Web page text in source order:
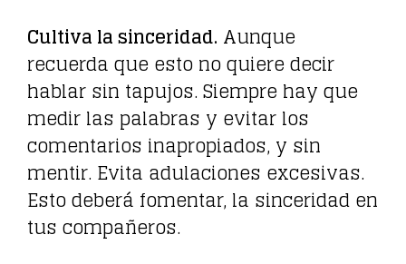
Cultiva la sinceridad. Aunque
recuerda que esto no quiere decir
hablar sin tapujos. Siempre hay que
medir las palabras y evitar los
comentarios inapropiados, y sin
mentir. Evita adulaciones excesivas.
Esto deberá fomentar, la sinceridad en
tus compañeros.